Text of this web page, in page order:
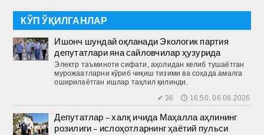
КЎП ЎҚИЛГАНЛАР
Ишонч шундай оқланади Экологик партия
депутатлари яна сайловчилар ҳузурида
Электр таъминоти сифати, аҳолидан келиб тушаётган
мурожаатларни кўриб чиқиш тизими ва соҳада амалга
оширилаётган ишлар таҳлил қилинди.
✔ 36 🕔 16:50, 06.08.2026
Депутатлар – халқ ичида Маҳалла аҳлининг
розилиги – ислоҳотларнинг ҳаётий пульси